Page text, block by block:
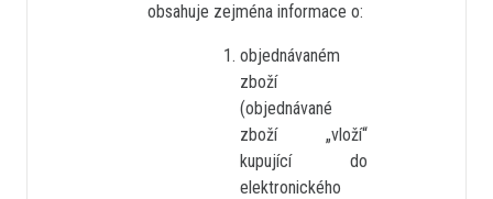
obsahuje zejména informace o:
objednávaném
zboží
(objednávané
zboží „vloží“
kupující do
elektronického